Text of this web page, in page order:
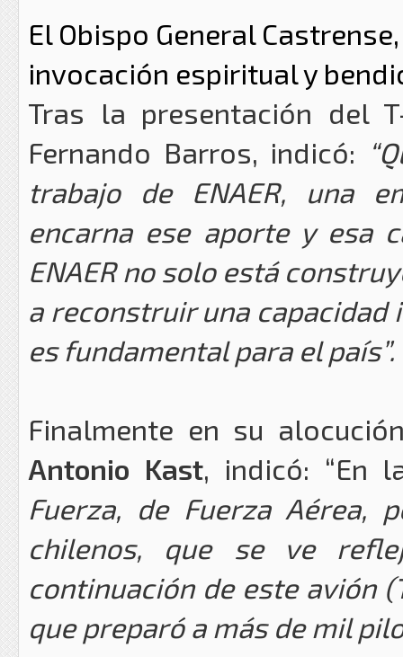
El Obispo General
invocación espiritual y
Tras la presentación del
Fernando Barros, indicó:
trabajo de ENAER, una
encarna ese aporte y esa
ENAER no solo está
a reconstruir una
es fundamental para el
Finalmente en su
Antonio Kast, indicó: “En
Fuerza, de Fuerza Aérea,
chilenos, que se ve
continuación de este avión
que preparó a más de mil